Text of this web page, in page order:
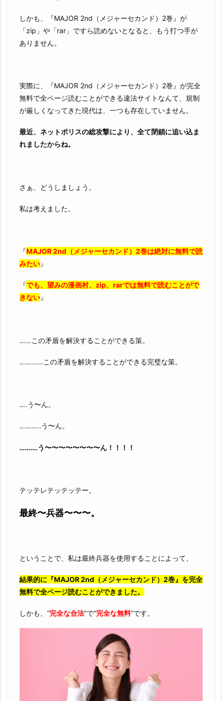
しかも、『MAJOR 2nd（メジャーセカンド）2巻』が
「zip」や「rar」ですら読めないとなると、もう打つ手が
ありません。
実際に、『MAJOR 2nd（メジャーセカンド）2巻』が完全
無料で全ページ読むことができる違法サイトなんて、規制
が厳しくなってきた現代は、一つも存在していません。
最近、ネットポリスの総攻撃により、全て閉鎖に追い込ま
れましたからね。
さぁ、どうしましょう。
私は考えました。
『MAJOR 2nd（メジャーセカンド）2巻は絶対に無料で読
みたい』
『でも、望みの漫画村、zip、rarでは無料で読むことがで
きない』
……この矛盾を解決することができる策。
…………この矛盾を解決することができる完璧な策。
….う〜ん。
………..う〜ん。
……….う〜〜〜〜〜〜〜〜ん！！！！
テッテレテッテッテー。
最終〜兵器〜〜〜。
ということで、私は最終兵器を使用することによって、
結果的に『MAJOR 2nd（メジャーセカンド）2巻』を完全
無料で全ページ読むことができました。
しかも、“完全な合法”で”完全な無料”です。